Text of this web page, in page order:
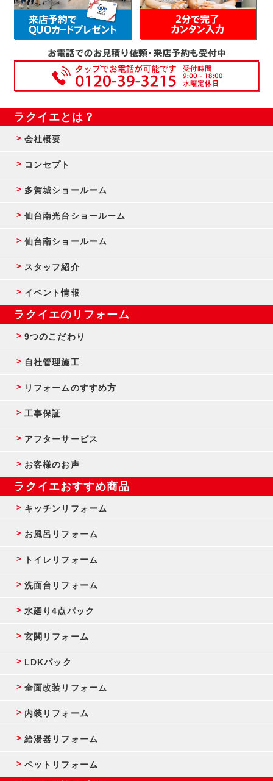
ラクイエとは？
会社概要
コンセプト
多賀城ショールーム
仙台南光台ショールーム
仙台南ショールーム
スタッフ紹介
イベント情報
ラクイエのリフォーム
9つのこだわり
自社管理施工
リフォームのすすめ方
工事保証
アフターサービス
お客様のお声
ラクイエおすすめ商品
キッチンリフォーム
お風呂リフォーム
トイレリフォーム
洗面台リフォーム
水廻り4点パック
玄関リフォーム
LDKパック
全面改装リフォーム
内装リフォーム
給湯器リフォーム
ペットリフォーム